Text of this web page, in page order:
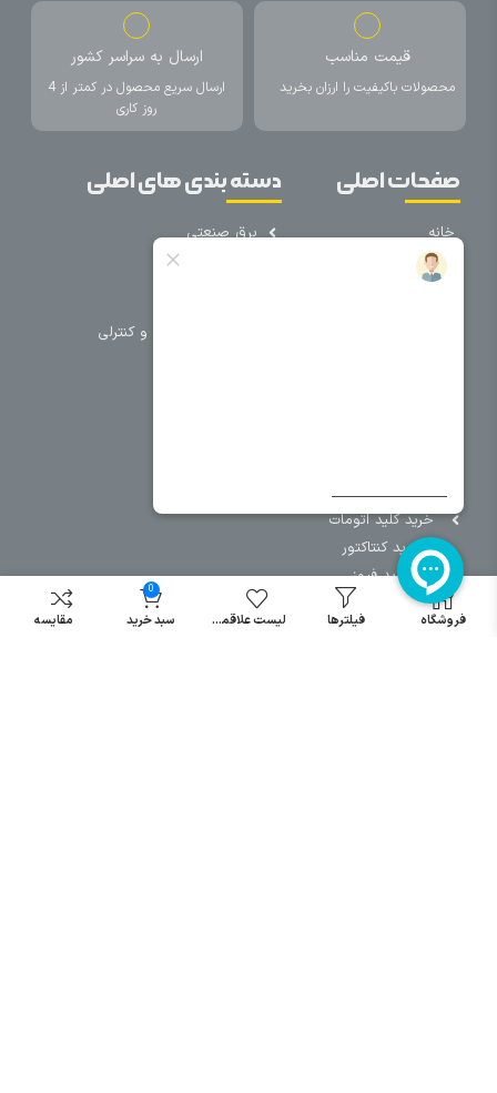
قیمت مناسب
محصولات باکیفیت را ارزان بخرید
ارسال به سراسر کشور
ارسال سریع محصول در کمتر از 4
روز کاری
صفحات اصلی
خانه
درباره ما
دسته بندی های اصلی
برق صنعتی
تجهیزات حفاظتی و کنترلی
خرید کلید اتومات
خرید کنتاکتور
خرید فیوز
مینیاتوری
خرید میکرو
فروشگاه فیلترها لیست علاقمندی
0
سبد خرید مقایسه